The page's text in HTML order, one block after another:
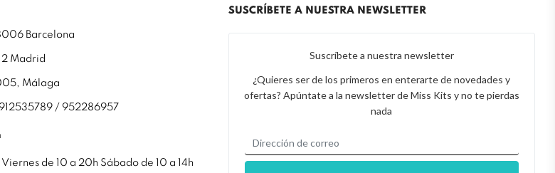
Barcelona
Madrid
Málaga
/ 952286957
Viernes de 10 a 20h Sábado de 10 a 14h
SUSCRÍBETE A NUESTRA NEWSLETTER
Suscríbete a nuestra newsletter
¿Quieres ser de los primeros en enterarte de novedades y
ofertas? Apúntate a la newsletter de Miss Kits y no te pierdas
nada